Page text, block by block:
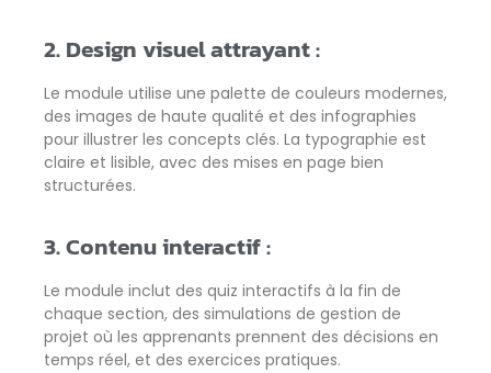
2. Design visuel attrayant :
Le module utilise une palette de couleurs modernes,
des images de haute qualité et des infographies
pour illustrer les concepts clés. La typographie est
claire et lisible, avec des mises en page bien
structurées.
3. Contenu interactif :
Le module inclut des quiz interactifs à la fin de
chaque section, des simulations de gestion de
projet où les apprenants prennent des décisions en
temps réel, et des exercices pratiques.